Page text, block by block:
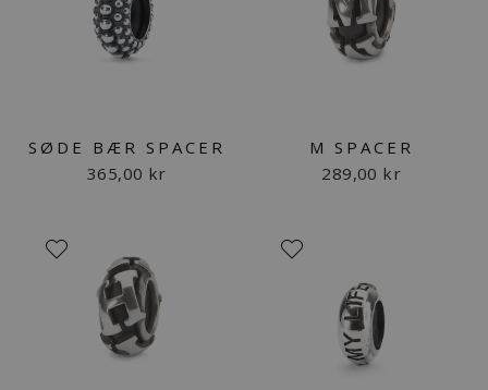
SØDE BÆR SPACER
365,00 kr
M SPACER
289,00 kr